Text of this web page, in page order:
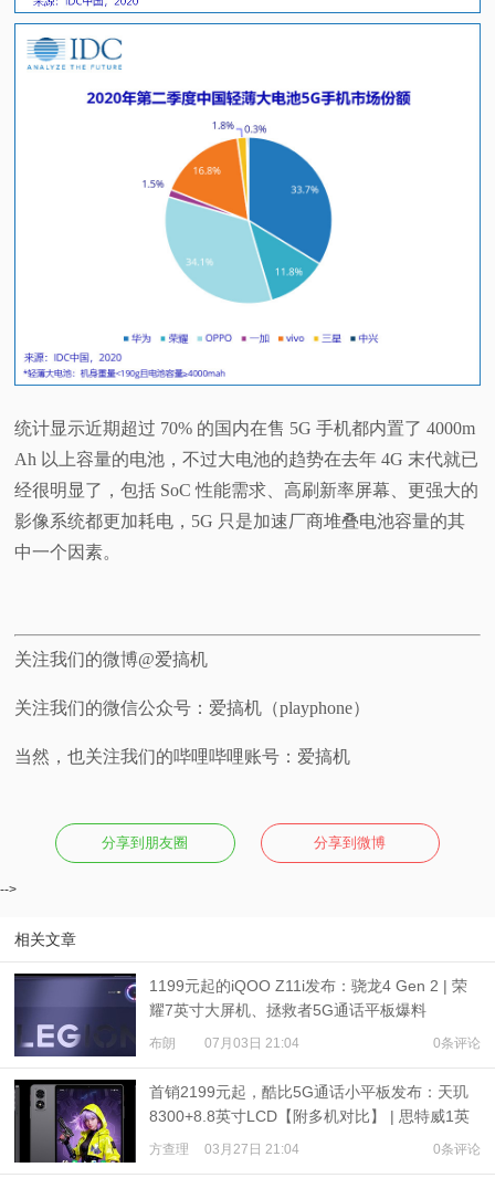
统计显示近期超过 70% 的国内在售 5G 手机都内置了 4000m
Ah 以上容量的电池，不过大电池的趋势在去年 4G 末代就已
经很明显了，包括 SoC 性能需求、高刷新率屏幕、更强大的
影像系统都更加耗电，5G 只是加速厂商堆叠电池容量的其
中一个因素。
关注我们的微博@爱搞机
关注我们的微信公众号：爱搞机（playphone）
当然，也关注我们的哔哩哔哩账号：爱搞机
分享到朋友圈 分享到微博
-->
相关文章
1199元起的iQOO Z11i发布：骁龙4 Gen 2 | 荣
耀7英寸大屏机、拯救者5G通话平板爆料
布朗 07月03日 21:04 0条评论
首销2199元起，酷比5G通话小平板发布：天玑
8300+8.8英寸LCD【附多机对比】 | 思特威1英
寸旗舰发布
方查理 03月27日 21:04 0条评论